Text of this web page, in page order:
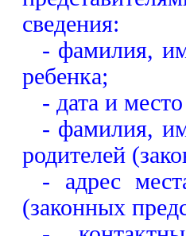
сведения:
- фамилия,
ребенка;
- дата и
- фамилия,
родителей
- адрес
(законных